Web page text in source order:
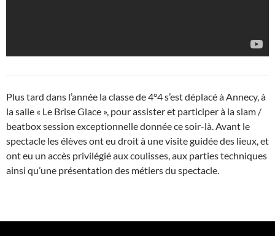
Plus tard dans l’année la classe de 4°4 s’est déplacé à Annecy, à
la salle « Le Brise Glace », pour assister et participer à la slam /
beatbox session exceptionnelle donnée ce soir-là. Avant le
spectacle les élèves ont eu droit à une visite guidée des lieux, et
ont eu un accès privilégié aux coulisses, aux parties techniques
ainsi qu’une présentation des métiers du spectacle.